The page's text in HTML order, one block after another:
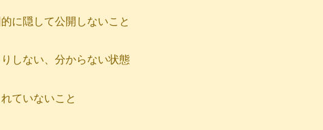
に隠して公開しないこと
しない、分からない状態
ていないこと